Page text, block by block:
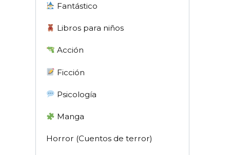
Fantástico
Libros para niños
Acción
Ficción
Psicología
Manga
Horror (Cuentos de terror)